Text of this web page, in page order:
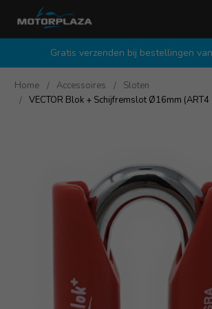
Gratis verzenden bij bestellingen
Home Accessoires
Sloten
VECTOR Blok + Schijfremslot Ø16mm